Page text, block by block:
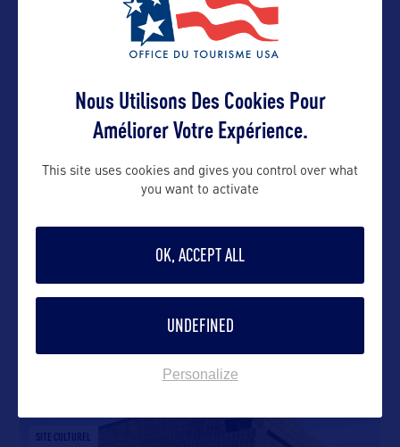
DANS LA MÊME CATEGORIE
Washington D.C est le siège du gouvernement
fédéral depuis 1790. Elle est…
SITE CULTUREL
Nous Utilisons Des Cookies Pour
Améliorer Votre Expérience.
This site uses cookies and gives you control over what
you want to activate
OK, ACCEPT ALL
UNDEFINED
Personalize